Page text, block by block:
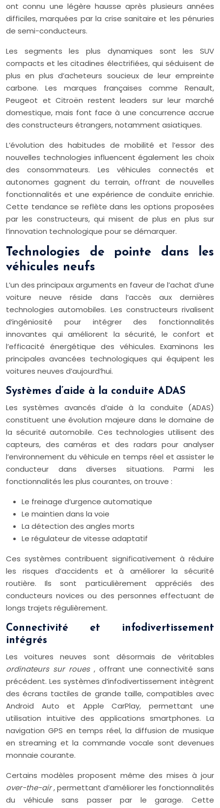
ont connu une légère hausse après plusieurs années
difficiles, marquées par la crise sanitaire et les pénuries
de semi-conducteurs.
Les segments les plus dynamiques sont les SUV
compacts et les citadines électrifiées, qui séduisent de
plus en plus d’acheteurs soucieux de leur empreinte
carbone. Les marques françaises comme Renault,
Peugeot et Citroën restent leaders sur leur marché
domestique, mais font face à une concurrence accrue
des constructeurs étrangers, notamment asiatiques.
L’évolution des habitudes de mobilité et l’essor des
nouvelles technologies influencent également les choix
des consommateurs. Les véhicules connectés et
autonomes gagnent du terrain, offrant de nouvelles
fonctionnalités et une expérience de conduite enrichie.
Cette tendance se reflète dans les options proposées
par les constructeurs, qui misent de plus en plus sur
l’innovation technologique pour se démarquer.
Technologies de pointe dans les
véhicules neufs
L’un des principaux arguments en faveur de l’achat d’une
voiture neuve réside dans l’accès aux dernières
technologies automobiles. Les constructeurs rivalisent
d’ingéniosité pour intégrer des fonctionnalités
innovantes qui améliorent la sécurité, le confort et
l’efficacité énergétique des véhicules. Examinons les
principales avancées technologiques qui équipent les
voitures neuves d’aujourd’hui.
Systèmes d’aide à la conduite ADAS
Les systèmes avancés d’aide à la conduite (ADAS)
constituent une évolution majeure dans le domaine de
la sécurité automobile. Ces technologies utilisent des
capteurs, des caméras et des radars pour analyser
l’environnement du véhicule en temps réel et assister le
conducteur dans diverses situations. Parmi les
fonctionnalités les plus courantes, on trouve :
Le freinage d’urgence automatique
Le maintien dans la voie
La détection des angles morts
Le régulateur de vitesse adaptatif
Ces systèmes contribuent significativement à réduire
les risques d’accidents et à améliorer la sécurité
routière. Ils sont particulièrement appréciés des
conducteurs novices ou des personnes effectuant de
longs trajets régulièrement.
Connectivité et infodivertissement
intégrés
Les voitures neuves sont désormais de véritables
ordinateurs sur roues , offrant une connectivité sans
précédent. Les systèmes d’infodivertissement intègrent
des écrans tactiles de grande taille, compatibles avec
Android Auto et Apple CarPlay, permettant une
utilisation intuitive des applications smartphones. La
navigation GPS en temps réel, la diffusion de musique
en streaming et la commande vocale sont devenues
monnaie courante.
Certains modèles proposent même des mises à jour
over-the-air, permettant d’améliorer les fonctionnalités
du véhicule sans passer par le garage. Cette